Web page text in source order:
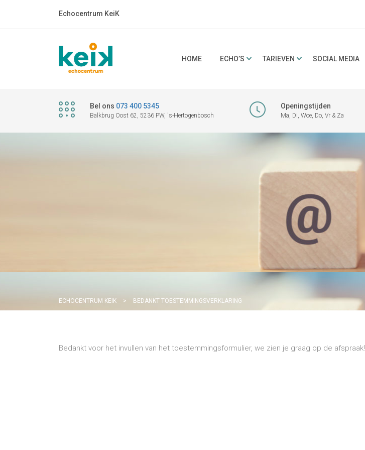
Echocentrum KeiK
HOME ECHO’S TARIEVEN SOCIAL MEDIA
Bel ons 073 400 5345
Balkbrug Oost 62, 5236 PW, 's-Hertogenbosch
Openingstijden
Ma, Di, Woe, Do, Vr & Za
ECHOCENTRUM KEIK > BEDANKT TOESTEMMINGSVERKLARING
Bedankt voor het invullen van het toestemmingsformulier, we zien je graag op de afspraak!